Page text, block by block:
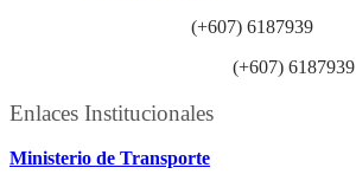
(+607) 6187939
(+607) 6187939
Enlaces Institucionales
Ministerio de Transporte